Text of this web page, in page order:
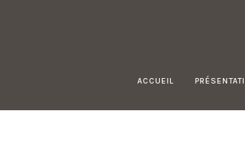
ACCUEIL